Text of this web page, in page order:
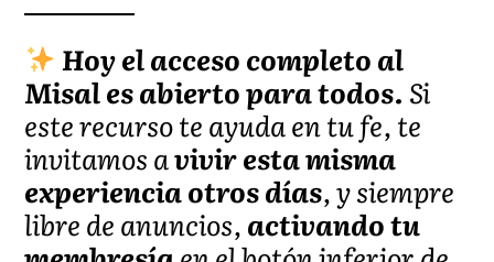
Hoy el acceso completo al
Misal es abierto para todos. Si
este recurso te ayuda en tu fe, te
invitamos avivir esta misma
experiencia otros días, y siempre
libre de anuncios,activando tu